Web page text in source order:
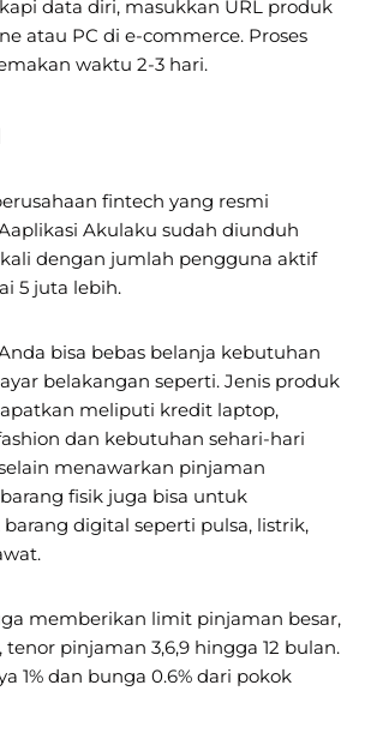
data diri, masukkan URL produk
atau PC di e-commerce. Proses
waktu 2-3 hari.
fintech yang resmi
Akulaku sudah diunduh
dengan jumlah pengguna aktif
5 juta lebih.
bisa bebas belanja kebutuhan
belakangan seperti. Jenis produk
meliputi kredit laptop,
dan kebutuhan sehari-hari
menawarkan pinjaman
fisik juga bisa untuk
digital seperti pulsa, listrik,
memberikan limit pinjaman besar,
tenor pinjaman 3,6,9 hingga 12 bulan.
1% dan bunga 0.6% dari pokok